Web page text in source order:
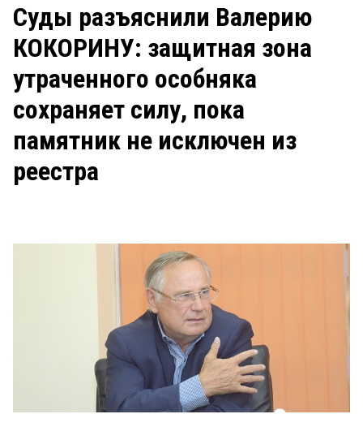
ЗАКОН
СТИЛЬ ЖИЗНИ
Рейтинги
Блоги
Архив
Суды разъяснили Валерию
КОКОРИНУ: защитная зона
утраченного особняка
сохраняет силу, пока
памятник не исключен из
реестра